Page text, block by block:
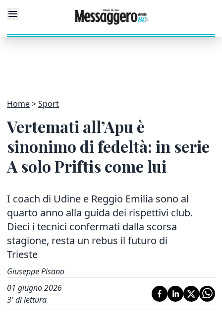
Home Sport
Vertemati all’Apu è
sinonimo di fedeltà: in serie
A solo Priftis come lui
I coach di Udine e Reggio Emilia sono al
quarto anno alla guida dei rispettivi club.
Dieci i tecnici confermati dalla scorsa
stagione, resta un rebus il futuro di
Trieste
Giuseppe Pisano
01 giugno 2026
3' di lettura